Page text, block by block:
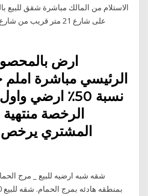
الاستلام من المالك مباشرة شقق للبيع
على شارع 21 متر قريب
ارض
الرئيسي مباشرة املم
الرخصة
المشتري
شقه شبه ارضيه للبيع _ مرج